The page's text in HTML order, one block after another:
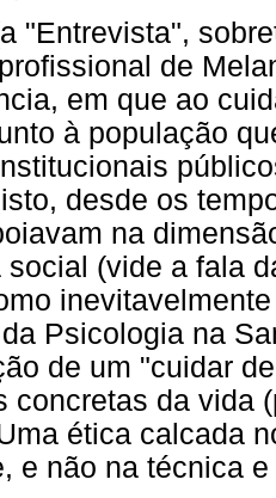
"Entrevista",
de
em que ao
à população
desde os
na
social (vide a fala
Psicologia na
de um "cuidar
concretas da vida
ética calcada
e não na técnica